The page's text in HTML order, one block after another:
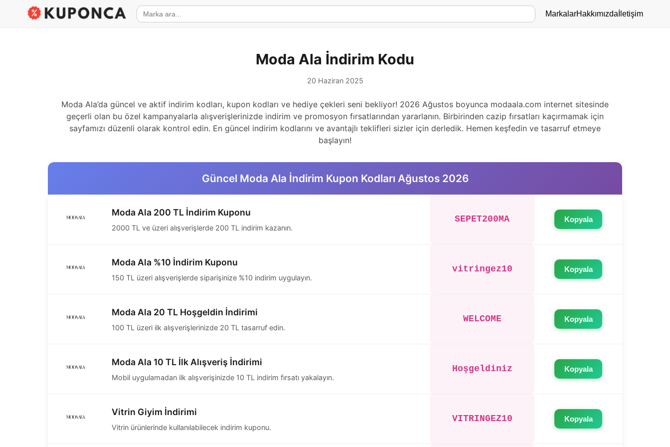
MarkalarHakkımızda İletişim
Moda Ala İndirim Kodu
20 Haziran 2025
Moda Ala’da güncel ve aktif indirim kodları, kupon kodları ve hediye çekleri seni bekliyor! 2026 Ağustos boyunca modaala.com internet sitesinde
geçerli olan bu özel kampanyalarla alışverişlerinizde indirim ve promosyon fırsatlarından yararlanın. Birbirinden cazip fırsatları kaçırmamak için
sayfamızı düzenli olarak kontrol edin. En güncel indirim kodlarını ve avantajlı teklifleri sizler için derledik. Hemen keşfedin ve tasarruf etmeye
başlayın!
Güncel Moda Ala İndirim Kupon Kodları Ağustos 2026
Moda Ala 200 TL İndirim Kuponu
2000 TL ve üzeri alışverişlerde 200 TL indirim kazanın.
SEPET200MA Kopyala
Moda Ala %10 İndirim Kuponu
150 TL üzeri alışverişlerde siparişinize %10 indirim uygulayın.
vitringez10 Kopyala
Moda Ala 20 TL Hoşgeldin İndirimi
100 TL üzeri ilk alışverişlerinizde 20 TL tasarruf edin.
WELCOME Kopyala
Moda Ala 10 TL İlk Alışveriş İndirimi
Mobil uygulamadan ilk alışverişinizde 10 TL indirim fırsatı yakalayın.
Hoşgeldiniz Kopyala
Vitrin Giyim İndirimi
Vitrin ürünlerinde kullanılabilecek indirim kuponu.
VITRINGEZ10 Kopyala